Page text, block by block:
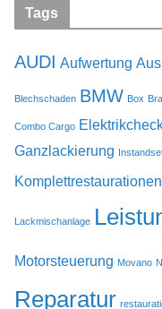
Tags
AUDI Aufwertung
Blechschaden BMW Box
Combo Cargo
Ganzlackierung
Komplettrestaurationen
Lackmischanlage
Motorsteuerung Movano
Reparatur